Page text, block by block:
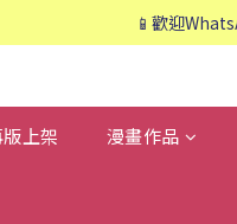
📱歡迎
📱歡迎
❤️會員專享：🛍購
📱歡迎
上架 漫畫作品